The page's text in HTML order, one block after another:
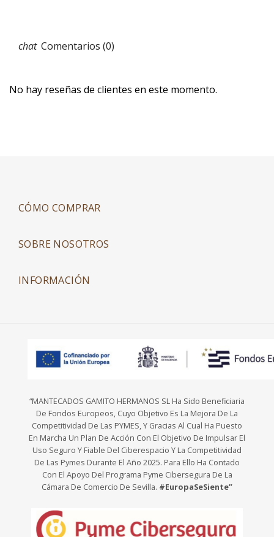
Comentarios (0)
No hay reseñas de clientes en este momento.
CÓMO COMPRAR
SOBRE NOSOTROS
INFORMACIÓN
“MANTECADOS GAMITO HERMANOS SL Ha Sido Beneficiaria
De Fondos Europeos, Cuyo Objetivo Es La Mejora De La
Competitividad De Las PYMES, Y Gracias Al Cual Ha Puesto
En Marcha Un Plan De Acción Con El Objetivo De Impulsar El
Uso Seguro Y Fiable Del Ciberespacio Y La Competitividad
De Las Pymes Durante El Año 2025. Para Ello Ha Contado
Con El Apoyo Del Programa Pyme Cibersegura De La
Cámara De Comercio De Sevilla. #EuropaSeSiente”